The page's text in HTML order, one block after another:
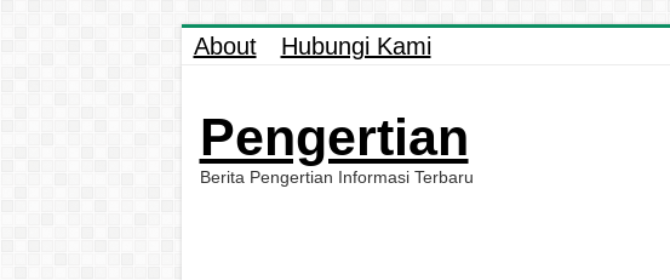
About Hubungi Kami
Pengertian
Berita Pengertian Informasi Terbaru